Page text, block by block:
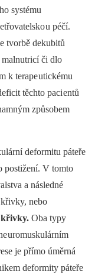
systému
u péčí.
tvorbě dekubitů
malnutricí či dlo
k terape utickému
těchto paci entů
způsobem
deformitu páteře
postižení. V tomto
a následné
nebo
Oba typy
uromuskulárním
je přímo úměrná
deformity páteře